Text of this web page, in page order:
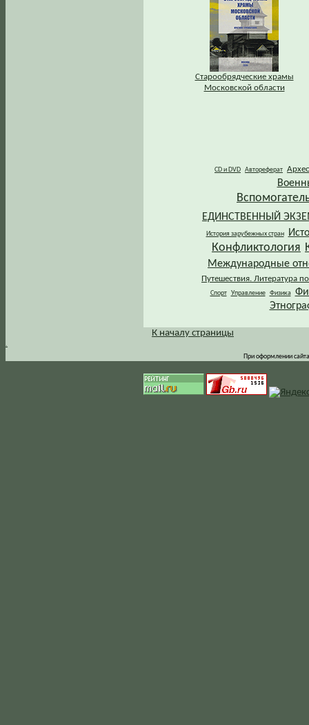
Старообрядческие храмы
Московской области
CD и DVD Автореферат
ЕДИНСТВЕННЫЙ
История зарубежных стран
Конфликтология
Международные
Путешествия. Литература
Спорт Управление Физика
.
К началу страницы
При оформлении